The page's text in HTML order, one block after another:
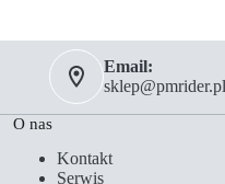
Email:
sklep@pmrider.pl
O nas
Kontakt
Serwis